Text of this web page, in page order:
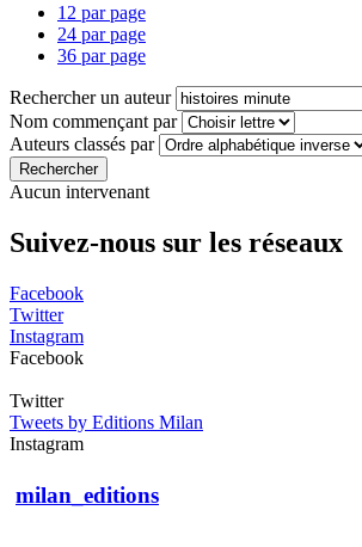
12 par page
24 par page
36 par page
Rechercher un auteur
Nom commençant par
Auteurs classés par
Rechercher
Aucun intervenant
Suivez-nous sur les réseaux
Facebook
Twitter
Instagram
Facebook
Twitter
Tweets by Editions Milan
Instagram
milan_editions